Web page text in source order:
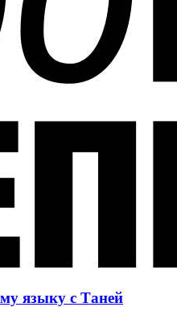
языку с Таней